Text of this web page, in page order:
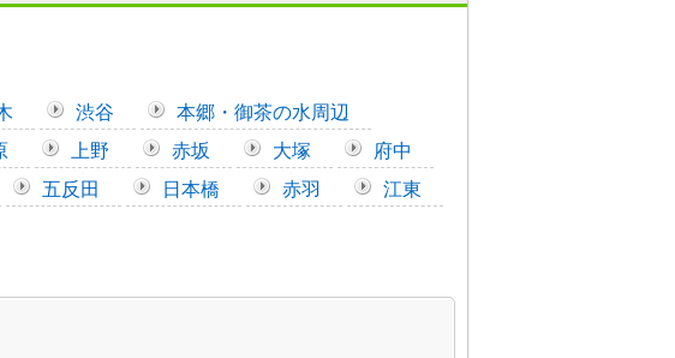
渋谷
本郷・御茶の水周辺
上野 赤坂 大塚
府中
五反田 日本橋 赤羽
江東